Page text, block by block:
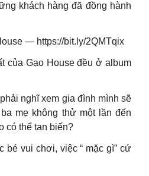
khách hàng đã đồng hành
— https://bit.ly/2QMTqix
của Gạo House đều ở album
nghĩ xem gia đình mình sẽ
mẹ không thử một lần đến
có thể tan biến?
bé vui chơi, việc “ mặc gì” cứ